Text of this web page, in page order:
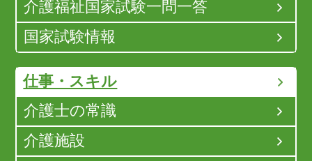
介護福祉国家試験一問一答
国家試験情報
仕事・スキル
介護士の常識
介護施設